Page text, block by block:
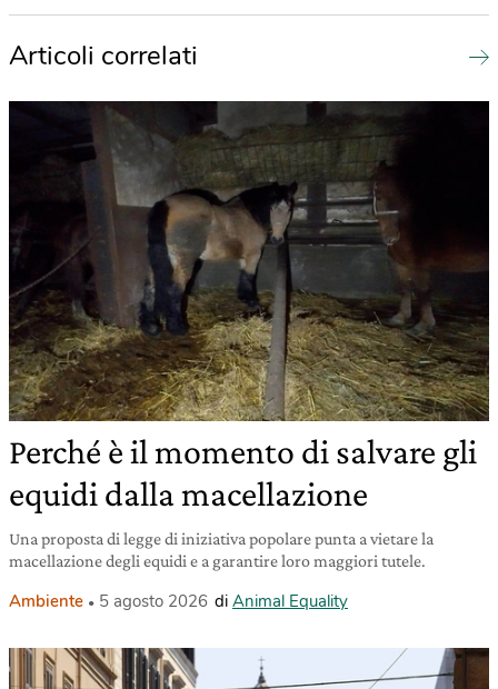
Articoli correlati
Perché è il momento di salvare gli
equidi dalla macellazione
Una proposta di legge di iniziativa popolare punta a vietare la
macellazione degli equidi e a garantire loro maggiori tutele.
Ambiente 5 agosto 2026 di Animal Equality